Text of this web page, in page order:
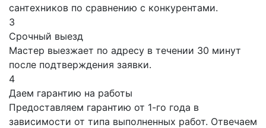
сантехников по сравнению с конкурентами.
3
Срочный выезд
Мастер выезжает по адресу в течении 30 минут
после подтверждения заявки.
4
Даем гарантию на работы
Предоставляем гарантию от 1-го года в
зависимости от типа выполненных работ. Отвечаем